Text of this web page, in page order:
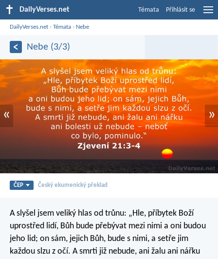
DailyVerses.net Témata Přihlásit se
DailyVerses.net ›Témata › Nebe
Nebe (3/3)
« »
ČEP Český ekumenický překlad
A slyšel jsem veliký hlas od trůnu: „Hle, příbytek Boží
uprostřed lidí, Bůh bude přebývat mezi nimi a oni budou
jeho lid; on sám, jejich Bůh, bude s nimi, a setře jim
každou slzu z očí. A smrti již nebude, ani žalu ani nářku